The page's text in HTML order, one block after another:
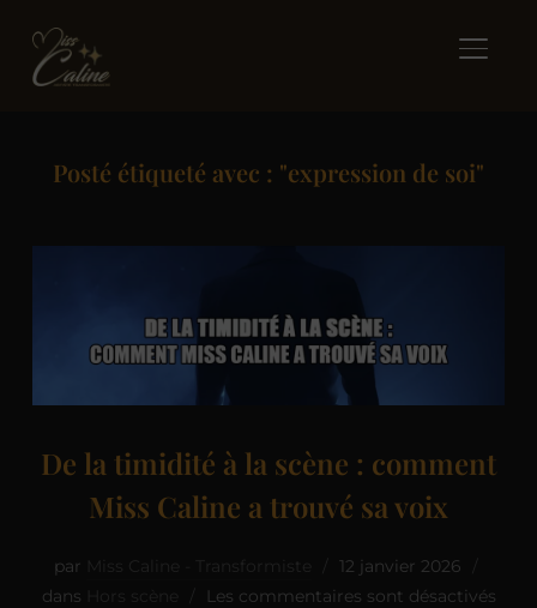
Posté étiqueté avec : "expression de soi"
De la timidité à la scène : comment
Miss Caline a trouvé sa voix
par
12 janvier 2026
dans
Les commentaires sont désactivés